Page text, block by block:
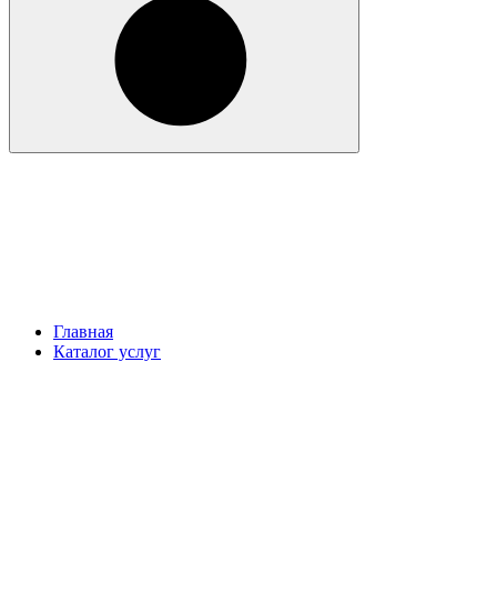
Главная
Каталог услуг